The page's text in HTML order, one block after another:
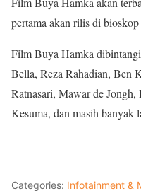
pertama akan rilis di
Film Buya Hamka
Bella, Reza Rahadian, Ben
Ratnasari, Mawar de
Kesuma, dan masih
Categories: Infotainment &